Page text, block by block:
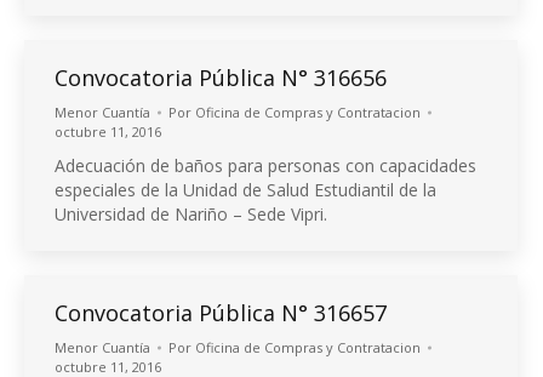
Convocatoria Pública N° 316656
Menor Cuantía Por Oficina de Compras y Contratacion
octubre 11, 2016
Adecuación de baños para personas con capacidades
especiales de la Unidad de Salud Estudiantil de la
Universidad de Nariño – Sede Vipri.
Convocatoria Pública N° 316657
Menor Cuantía Por Oficina de Compras y Contratacion
octubre 11, 2016